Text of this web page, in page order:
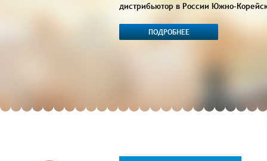
дистрибьютор в России Южно-
ПОДРОБНЕЕ